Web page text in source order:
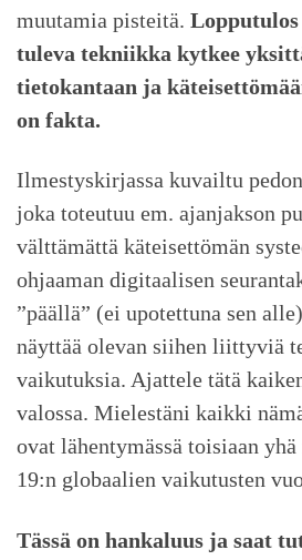
muutamia pisteitä.
tuleva tekniikka kytkee
tietokantaan ja
on fakta.
Ilmestyskirjassa kuvailtu
joka toteutuu em. ajanjakson
välttämättä käteisettömän
ohjaaman digitaalisen
”päällä” (ei upotettuna sen
näyttää olevan siihen liittyviä
vaikutuksia. Ajattele tätä
valossa. Mielestäni kaikki
ovat lähentymässä toisiaan
19:n globaalien vaikutusten
Tässä on hankaluus ja saat